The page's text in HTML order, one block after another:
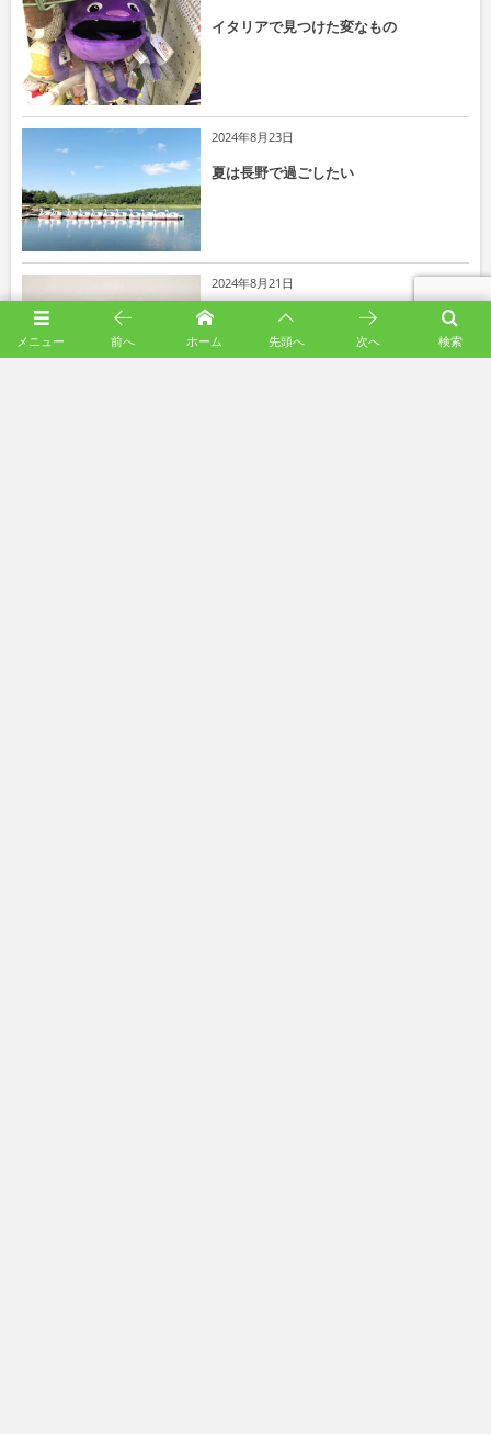
イタリアで見つけた変なもの
2024年8月23日
夏は長野で過ごしたい
2024年8月21日
おいしいおにぎりの作り方
メニュー 検索
前へ ホーム 先頭へ 次へ